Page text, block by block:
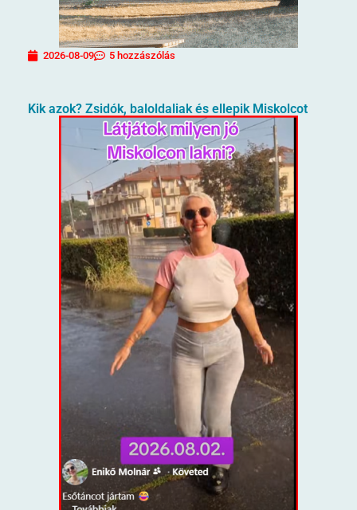
2026-08-09 5 hozzászólás
Kik azok? Zsidók, baloldaliak és ellepik Miskolcot